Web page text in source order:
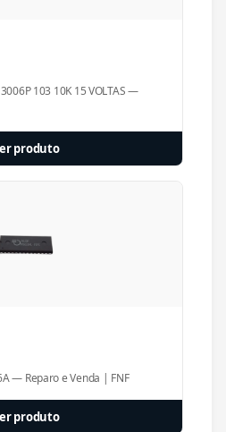
103 10K 15 VOLTAS —
produto
— Reparo e Venda | FNF
produto